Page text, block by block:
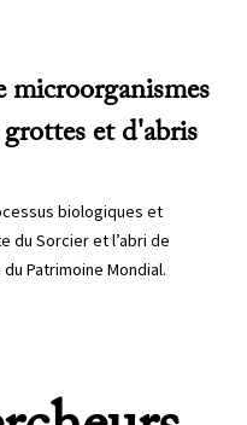
microorganismes
et d'abris
biologiques et
du Sorcier et l’abri de
Patrimoine Mondial.